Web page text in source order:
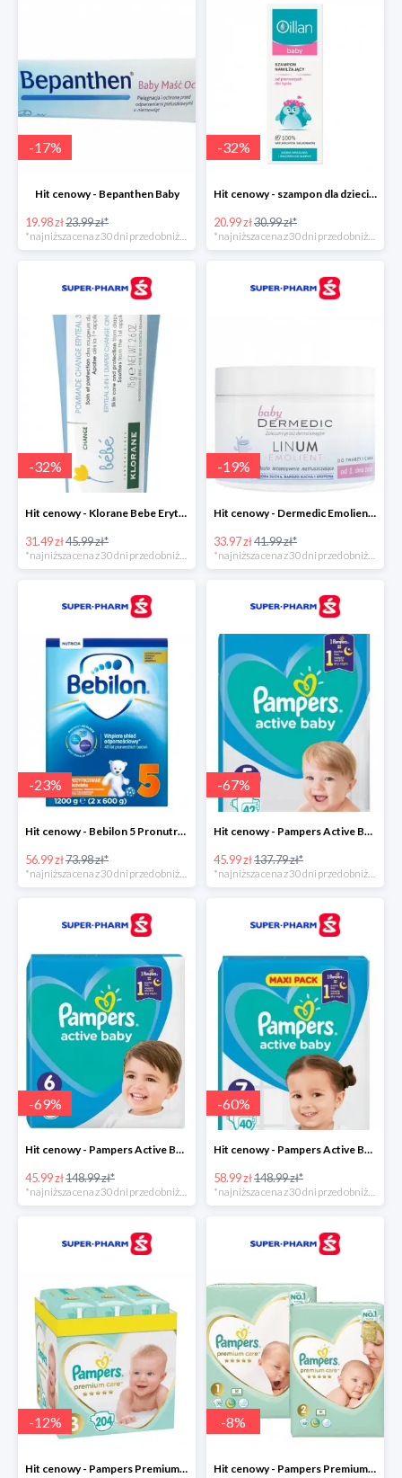
-17%
Hit cenowy - Bepanthen Baby
19.98 zł23.99 zł*
*najniższa cena z 30 dni przed obniżką
-32%
Hit cenowy - szampon dla dzieci Oillan Baby
20.99 zł30.99 zł*
*najniższa cena z 30 dni przed obniżką
-32%
Hit cenowy - Klorane Bebe Eryteal 3w1
31.49 zł45.99 zł*
-19%
Hit cenowy - Dermedic Emolient Baby Linum
33.97 zł41.99 zł*
-23%
Hit cenowy - Bebilon 5 Pronutra Advance
56.99 zł73.98 zł*
*najniższa cena z 30 dni przed obniżką
-67%
Hit cenowy - Pampers Active Baby 5
45.99 zł137.79 zł*
*najniższa cena z 30 dni przed obniżką
-69%
Hit cenowy - Pampers Active Baby 6
45.99 zł148.99 zł*
*najniższa cena z 30 dni przed obniżką
-60%
Hit cenowy - Pampers Active Baby 7
58.99 zł148.99 zł*
*najniższa cena z 30 dni przed obniżką
-12%
Hit cenowy - Pampers Premium Care 3
-8%
Hit cenowy - Pampers Premium Care 1+2